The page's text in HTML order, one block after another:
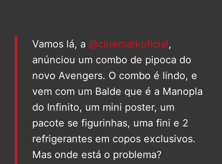
Vamos lá, a @cinemarkoficial,
anúnciou um combo de pipoca do
novo Avengers. O combo é lindo, e
vem com um Balde que é a Manopla
do Infinito, um mini poster, um
pacote se figurinhas, uma fini e 2
refrigerantes em copos exclusivos.
Mas onde está o problema?